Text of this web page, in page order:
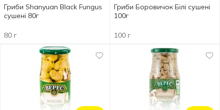
Гриби Shanyuan Black Fungus
сушені 80г
80 г
Гриби Боровичок Білі сушені
100г
100 г